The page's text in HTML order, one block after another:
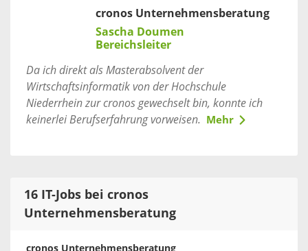
cronos Unternehmensberatung
Sascha Doumen
Bereichsleiter
Da ich direkt als Masterabsolvent der
Wirtschaftsinformatik von der Hochschule
Niederrhein zur cronos gewechselt bin, konnte ich
keinerlei Berufserfahrung vorweisen. Mehr
16 IT-Jobs bei cronos
Unternehmensberatung
cronos Unternehmensberatung